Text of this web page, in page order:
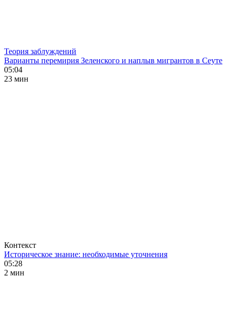
Теория заблуждений
Варианты перемирия Зеленского и наплыв мигрантов в Сеуте
05:04
23 мин
Контекст
Историческое знание: необходимые уточнения
05:28
2 мин